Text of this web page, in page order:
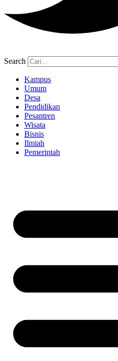
Search
Kampus
Umum
Desa
Pendidikan
Pesantren
Wisata
Bisnis
Ilmiah
Pemerintah